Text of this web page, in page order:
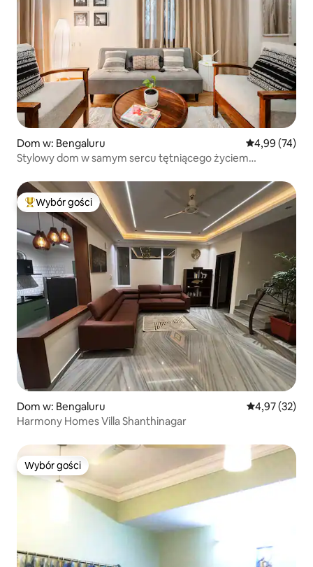
Dom w: Bengaluru Średnia
4,99 (74)
Stylowy dom w samym sercu tętniącego życiem
Najpopularniejsze z kategorii Wybór gości
Wybór gości
Dom w: Bengaluru Średnia
4,97 (32)
Harmony Homes Villa Shanthinagar
Wybór gości
Wybór gości